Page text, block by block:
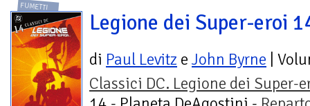
FUMETTI
Legione dei Super-eroi
di Paul Levitz e John Byrne |
Classici DC. Legione dei Super-